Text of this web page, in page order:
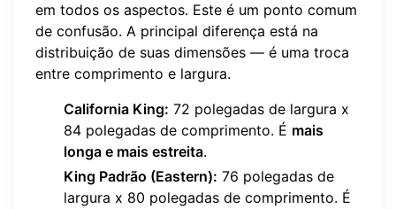
em todos os aspectos. Este é um ponto comum
de confusão. A principal diferença está na
distribuição de suas dimensões — é uma troca
entre comprimento e largura.
California King: 72 polegadas de largura x
84 polegadas de comprimento. É mais
longa e mais estreita.
King Padrão (Eastern): 76 polegadas de
largura x 80 polegadas de comprimento. É